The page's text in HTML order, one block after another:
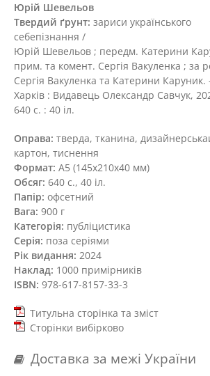
Юрій Шевельов
Твердий ґрунт: зариси українського
себепізнання /
Юрій Шевельов ; передм. Катерини
прим. та комент. Сергія Вакуленка ; за
Сергія Вакуленка та Катерини
Харків : Видавець Олександр Савчук,
640 с. : 40 іл.
Оправа: тверда, тканина,
картон, тиснення
Формат: А5 (145х210х40 мм)
Обсяг: 640 с., 40 іл.
Папір: офсетний
Вага: 900 г
Категорія: публіцистика
Серія: поза серіями
Рік видання: 2024
Наклад: 1000 примірників
ISBN: 978-617-8157-33-3
Титульна сторінка та зміст
Сторінки вибірково
Доставка за межі України